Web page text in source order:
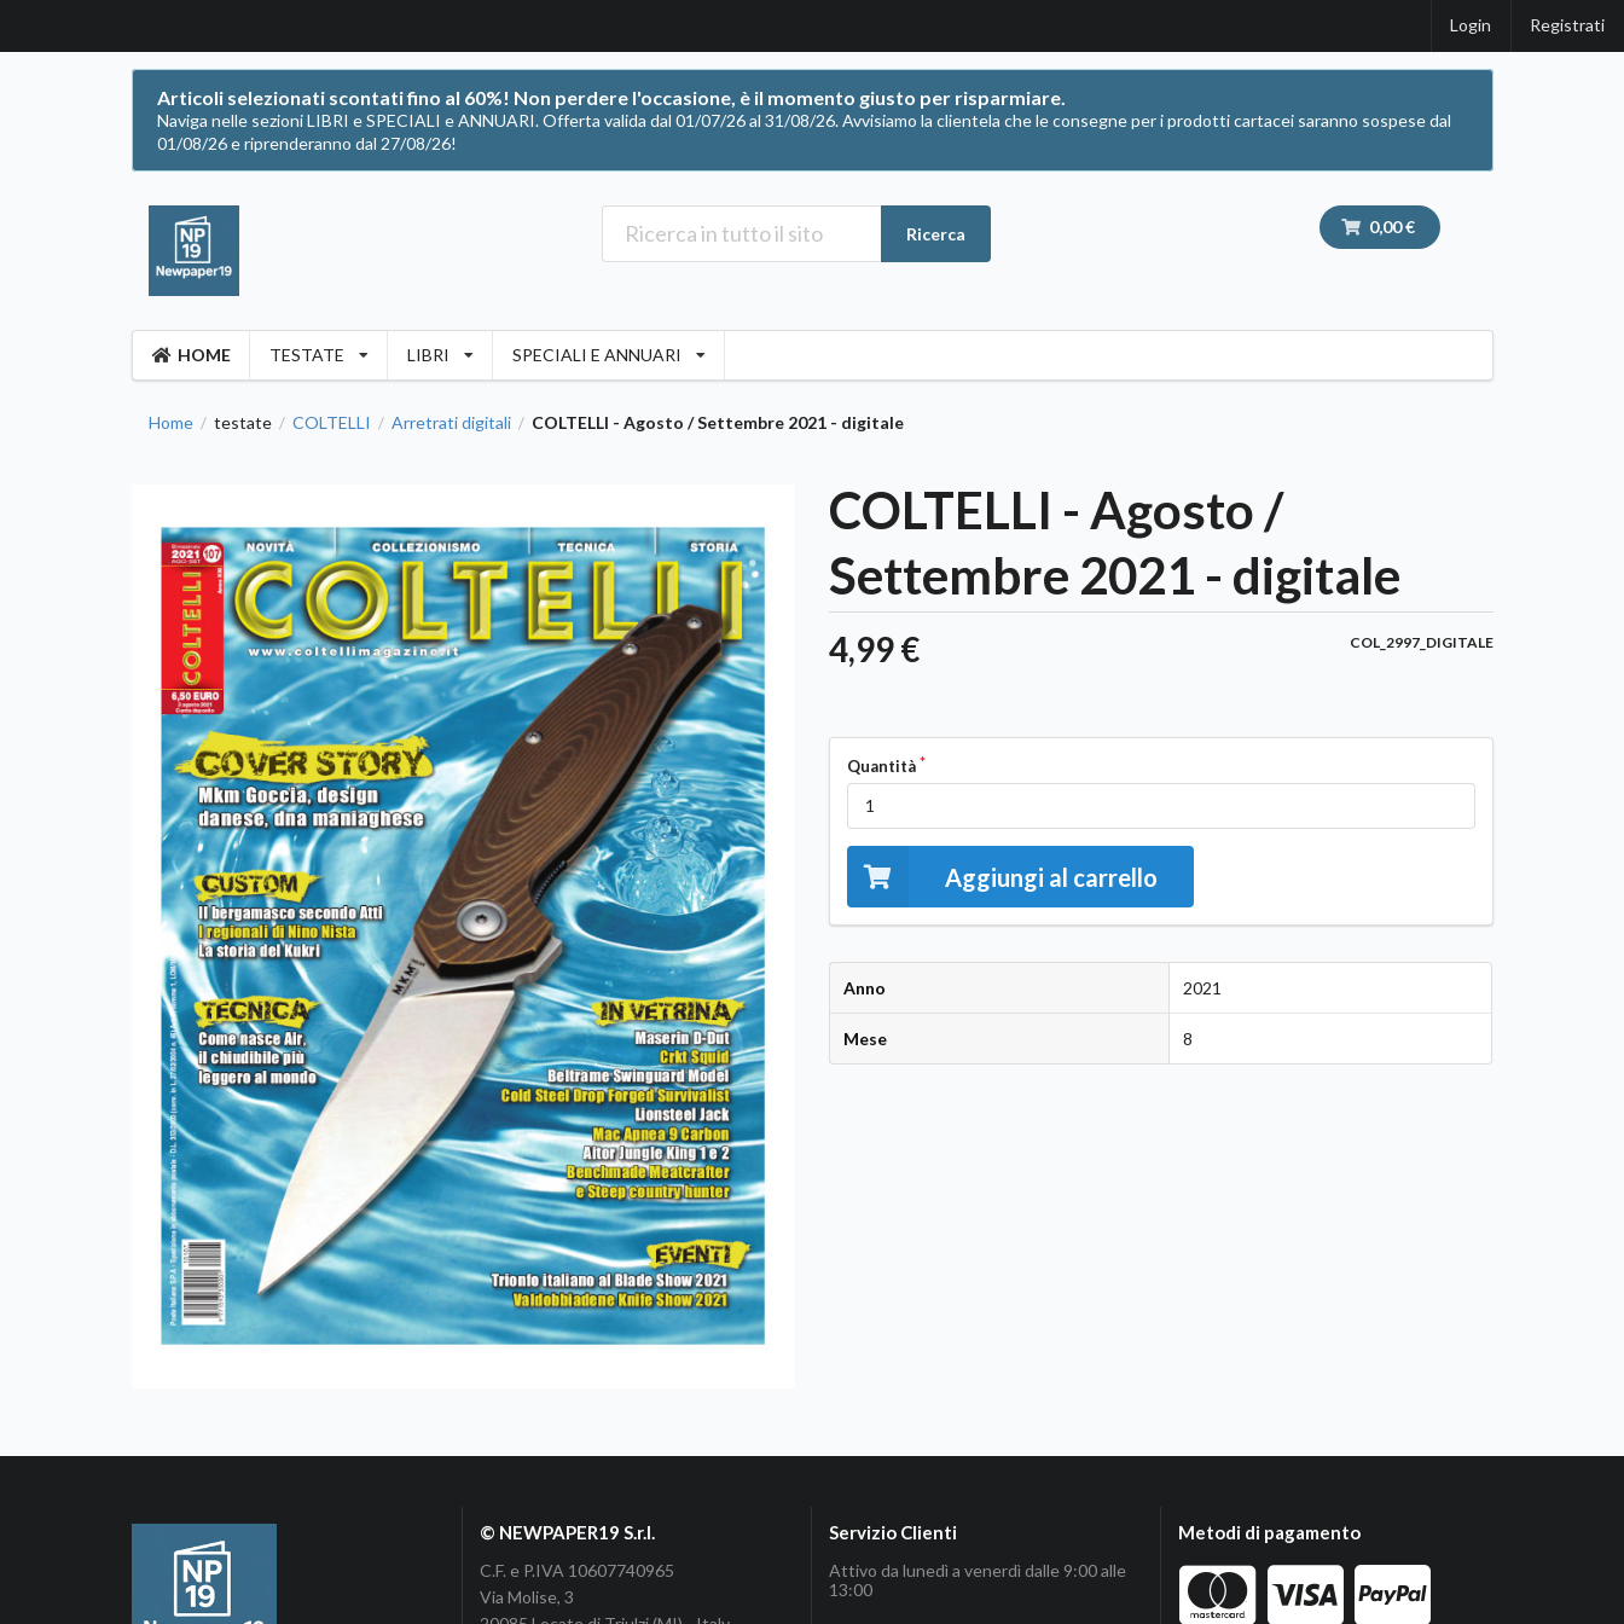
Login Registrati
Articoli selezionati scontati fino al 60%! Non perdere l'occasione, è il momento giusto per risparmiare.
Naviga nelle sezioni LIBRI e SPECIALI e ANNUARI. Offerta valida dal 01/07/26 al 31/08/26. Avvisiamo la clientela che le consegne per i prodotti cartacei saranno sospese dal
01/08/26 e riprenderanno dal 27/08/26!
Ricerca 0,00 €
HOME TESTATE LIBRI SPECIALI E ANNUARI
Home / testate / COLTELLI / Arretrati digitali / COLTELLI - Agosto / Settembre 2021 - digitale
COLTELLI - Agosto /
Settembre 2021 - digitale
4,99 € COL_2997_DIGITALE
Quantità
Aggiungi al carrello
Anno 2021
Mese 8
© NEWPAPER19 S.r.l.
C.F. e P.IVA 10607740965
Via Molise, 3
Servizio Clienti
Attivo da lunedì a venerdì dalle 9:00 alle
13:00
Metodi di pagamento